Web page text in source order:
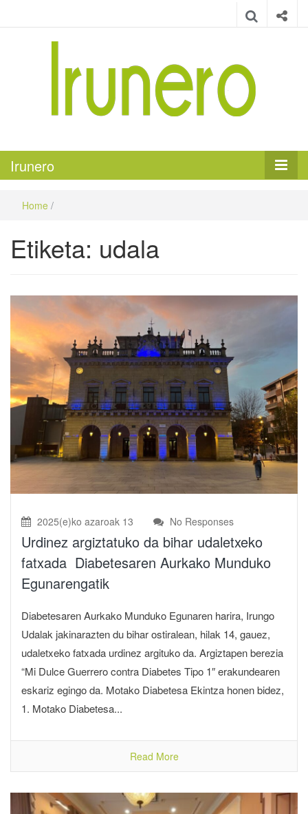
Irunero
Home /
Etiketa: udala
2025(e)ko azaroak 13 No Responses
Urdinez argiztatuko da bihar udaletxeko
fatxada Diabetesaren Aurkako Munduko
Egunarengatik
Diabetesaren Aurkako Munduko Egunaren harira, Irungo
Udalak jakinarazten du bihar ostiralean, hilak 14, gauez,
udaletxeko fatxada urdinez argituko da. Argiztapen berezia
“Mi Dulce Guerrero contra Diabetes Tipo 1″ erakundearen
eskariz egingo da. Motako Diabetesa Ekintza honen bidez,
1. Motako Diabetesa...
Read More